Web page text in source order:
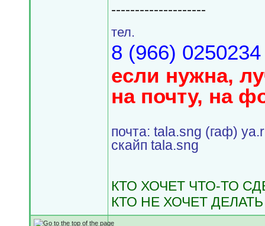
--------------------
тел.
8 (966) 0250234
если нужна,
на почту, на
почта: tala.sng (гаф)
скайп tala.sng
КТО ХОЧЕТ ЧТО-ТО
КТО НЕ ХОЧЕТ